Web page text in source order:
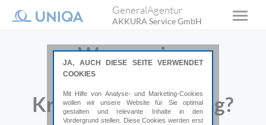
GeneralAgentur
AKKURA Service GmbH
Warum eine
Krankenversicherung?
JA, AUCH DIESE SEITE VERWENDET
COOKIES
Mit Hilfe von Analyse- und Marketing-Cookies
wollen wir unsere Website für Sie optimal
gestalten und relevante Inhalte in den
Vordergrund stellen. Diese Cookies werden erst